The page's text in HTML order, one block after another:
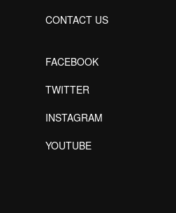
CONTACT US
FACEBOOK
TWITTER
INSTAGRAM
YOUTUBE